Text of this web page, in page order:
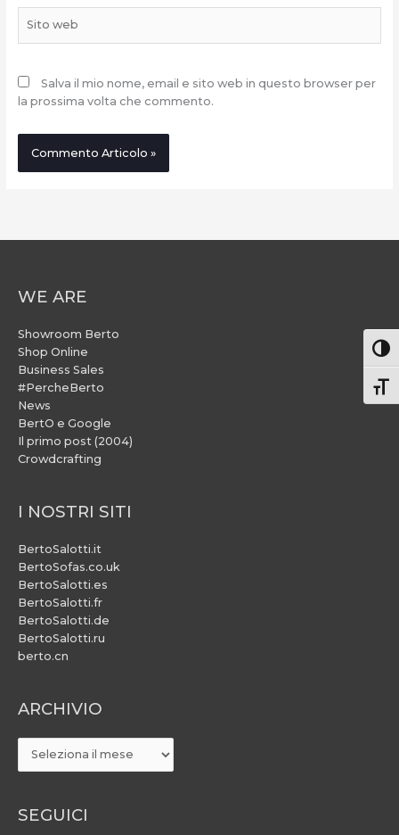
web
Salva il mio nome, email e sito web in questo browser per
la prossima volta che commento.
WE ARE
Showroom Berto
Shop Online
Business Sales
#PercheBerto
News
BertO e Google
Il primo post (2004)
Crowdcrafting
I NOSTRI SITI
BertoSalotti.it
BertoSofas.co.uk
BertoSalotti.es
BertoSalotti.fr
BertoSalotti.de
BertoSalotti.ru
berto.cn
ARCHIVIO
ARCHIVIO
SEGUICI